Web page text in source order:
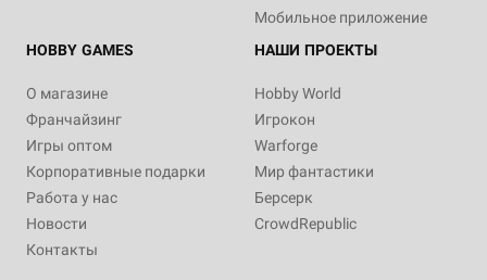
Мобильное приложение
HOBBY GAMES
О магазине
Франчайзинг
Игры оптом
Корпоративные подарки
Работа у нас
Новости
Контакты
НАШИ ПРОЕКТЫ
Hobby World
Игрокон
Warforge
Мир фантастики
Берсерк
CrowdRepublic